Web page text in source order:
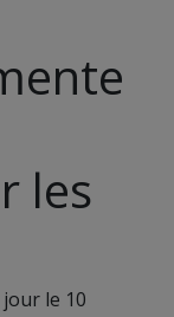
les
le 10